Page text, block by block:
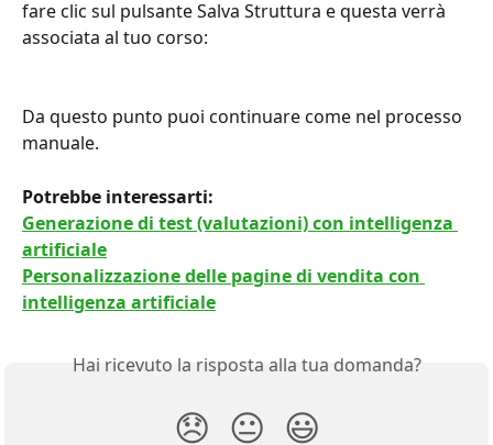
fare clic sul pulsante Salva Struttura e questa verrà
associata al tuo corso:
Da questo punto puoi continuare come nel processo
manuale.
Potrebbe interessarti:
Generazione di test (valutazioni) con intelligenza
artificiale
Personalizzazione delle pagine di vendita con
intelligenza artificiale
Hai ricevuto la risposta alla tua domanda?
😞 😐 😃